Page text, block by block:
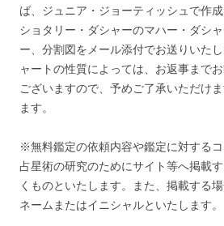
ば、ジュニア・ジョーティッシュで作
ショタリー・ダシャーのマハー・ダシ
ー、分割図をメール添付でお送りいた
ャートの性質によっては、お返事まで
ございますので、予めご了承いただけ
ます。
※無料鑑定の依頼内容や鑑定に対する
占星術の研究のためにサイト等へ掲載
くものといたします。また、掲載する
ネームまたはイニシャルといたします。